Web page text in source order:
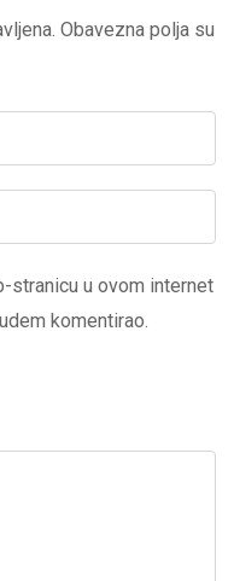
Obavezna polja su
stranicu u ovom internet
komentirao.